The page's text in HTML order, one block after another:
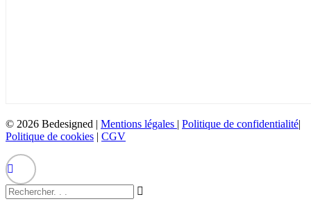
© 2026 Bedesigned | Mentions légales | Politique de confidentialité|
Politique de cookies | CGV